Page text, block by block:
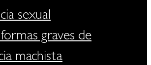
sexual
graves de
machista